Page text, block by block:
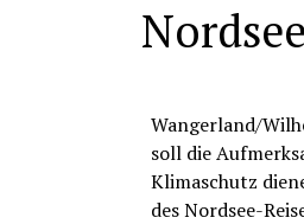
Wangerland/
soll die
Klimaschutz
des Nordsee-